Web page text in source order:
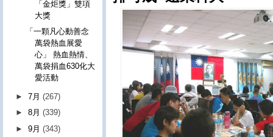
「金炬獎」雙項
大獎
「一顆凡心動善念
萬袋熱血展愛
心」 熱血熱情、
萬袋捐血630化大
愛活動
►7月(267)
►8月(339)
►9月(343)